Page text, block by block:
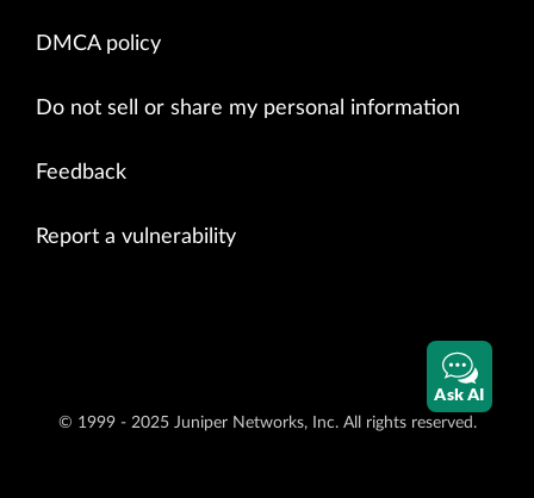
DMCA policy
Do not sell or share my personal information
Feedback
Report a vulnerability
© 1999 - 2025 Juniper Networks, Inc. All rights reserved.
Ask AI